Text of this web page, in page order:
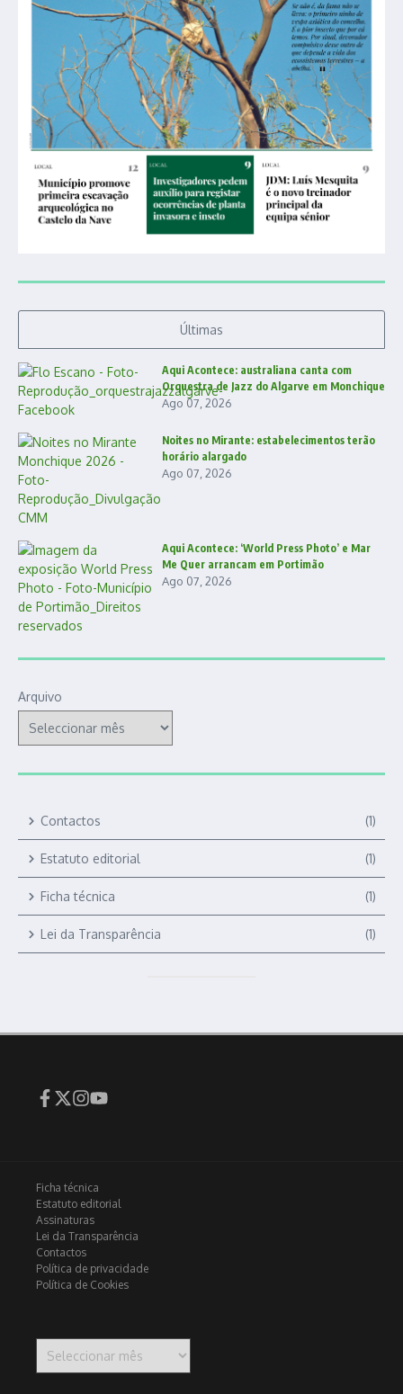
Últimas
Aqui Acontece: australiana canta com
Orquestra de Jazz do Algarve em Monchique
Ago 07, 2026
Noites no Mirante: estabelecimentos terão
horário alargado
Ago 07, 2026
Aqui Acontece: ‘World Press Photo’ e Mar
Me Quer arrancam em Portimão
Ago 07, 2026
Arquivo
Contactos (1)
Estatuto editorial (1)
Ficha técnica (1)
Lei da Transparência (1)
Ficha técnica
Estatuto editorial
Assinaturas
Lei da Transparência
Contactos
Política de privacidade
Política de Cookies